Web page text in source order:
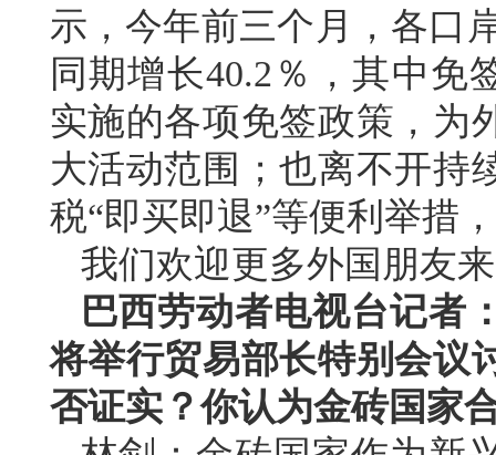
示，今年前三个月，各口
同期增长40.2％，其中免
实施的各项免签政策，为
大活动范围；也离不开持
税“即买即退”等便利举措
我们欢迎更多外国朋友
巴西劳动者电视台记者
将举行贸易部长特别会议
否证实？你认为金砖国家